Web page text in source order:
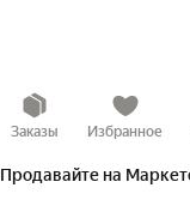
Заказы Избранное
Продавайте на